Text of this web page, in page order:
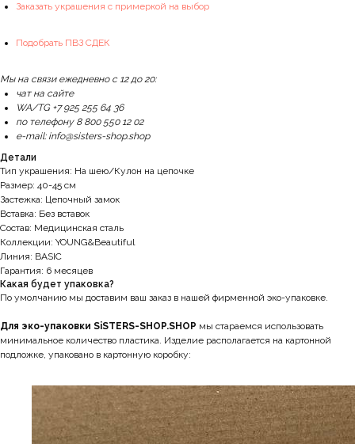
Заказать украшения с примеркой на выбор
Подобрать ПВЗ СДЕК
Мы на связи ежедневно с 12 до 20:
чат на сайте
WA/TG +7 925 255 64 36
по телефону 8 800 550 12 02
e-mail: info@sisters-shop.shop
Детали
Тип украшения: На шею/Кулон на цепочке
Размер: 40-45 см
Застежка: Цепочный замок
Вставка: Без вставок
Состав: Медицинская сталь
Коллекции: YOUNG&Beautiful
Линия: BASIC
Гарантия: 6 месяцев
Какая будет упаковка?
По умолчанию мы доставим ваш заказ в нашей фирменной эко-упаковке.
Для эко-упаковки SiSTERS-SHOP.SHOP мы стараемся использовать
минимальное количество пластика. Изделие располагается на картонной
подложке, упаковано в картонную коробку: